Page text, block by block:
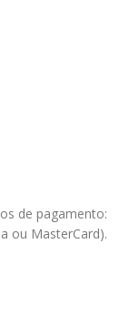
de pagamento:
ou MasterCard).